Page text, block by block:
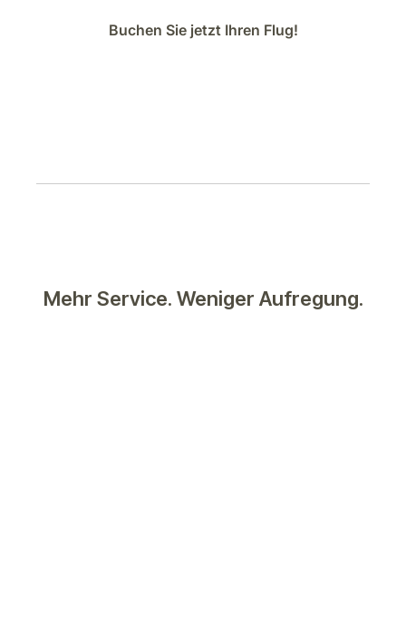
Buchen Sie jetzt Ihren Flug!
Mehr Service. Weniger Aufregung.